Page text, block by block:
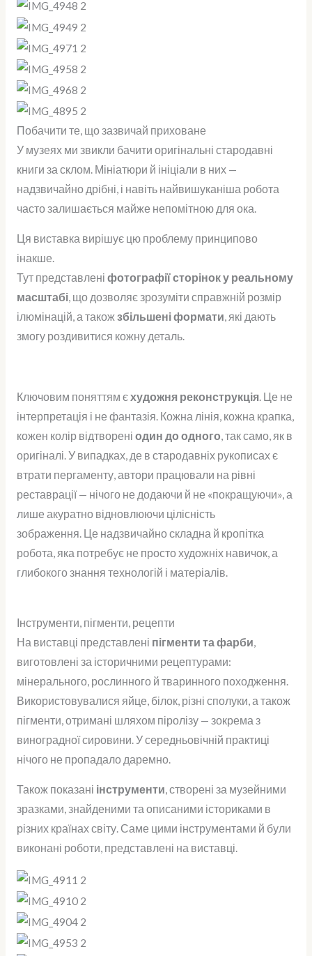
Побачити те, що зазвичай приховане
У музеях ми звикли бачити оригінальні стародавні
книги за склом. Мініатюри й ініціали в них —
надзвичайно дрібні, і навіть найвишуканіша робота
часто залишається майже непомітною для ока.
Ця виставка вирішує цю проблему принципово
інакше.
Тут представлені фотографії сторінок у реальному
масштабі, що дозволяє зрозуміти справжній розмір
ілюмінацій, а такожзбільшені формати, які дають
змогу роздивитися кожну деталь.
Ключовим поняттям єхудожня реконструкція. Це не
інтерпретація і не фантазія. Кожна лінія, кожна крапка,
кожен колір відтворені один до одного, так само, як в
оригіналі. У випадках, де в стародавніх рукописах є
втрати пергаменту, автори працювали на рівні
реставрації — нічого не додаючи й не «покращуючи», а
лише акуратно відновлюючи цілісність
зображення. Це надзвичайно складна й кропітка
робота, яка потребує не просто художніх навичок, а
глибокого знання технологій і матеріалів.
Інструменти, пігменти, рецепти
На виставці представлені пігменти та фарби,
виготовлені за історичними рецептурами:
мінерального, рослинного й тваринного походження.
Використовувалися яйце, білок, різні сполуки, а також
пігменти, отримані шляхом піролізу — зокрема з
виноградної сировини. У середньовічній практиці
нічого не пропадало даремно.
Також показані інструменти, створені за музейними
зразками, знайденими та описаними істориками в
різних країнах світу. Саме цими інструментами й були
виконані роботи, представлені на виставці.